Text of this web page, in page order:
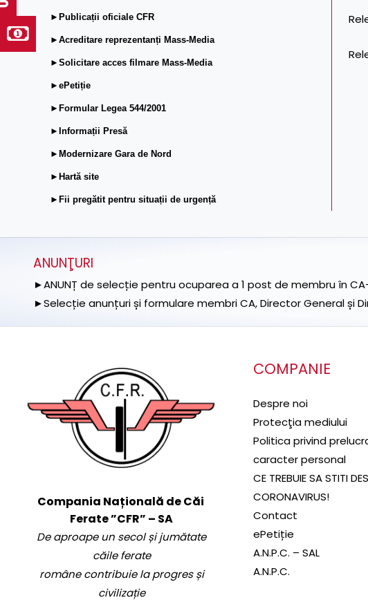
►Publicații oficiale CFR
►Acreditare reprezentanți Mass-Media
►Solicitare acces filmare Mass-Media
►ePetiție
►Formular Legea 544/2001
►Informații Presă
►Modernizare Gara de Nord
►Hartă site
►Fii pregătit pentru situații de urgență
ANUNŢURI
►ANUNȚ de selecție pentru ocuparea a 1 post de membru în CA-
►Selecție anunțuri și formulare membri CA, Director General și
Compania Națională de Căi
Ferate ”CFR” – SA
De aproape un secol și jumătate
căile ferate
române contribuie la progres și
civilizație
COMPANIE
Despre noi
Protecţia mediului
Politica privind
caracter personal
CE TREBUIE SA STITI
CORONAVIRUS!
Contact
ePetiție
A.N.P.C. – SAL
A.N.P.C.